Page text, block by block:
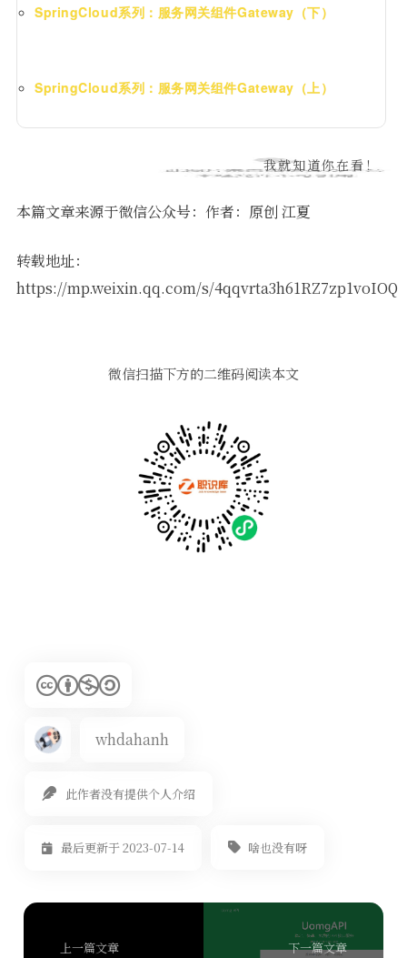
SpringCloud系列：服务网关组件Gateway（下）
SpringCloud系列：服务网关组件Gateway（上）
我就知道你在看！
本篇文章来源于微信公众号：作者：原创 江夏
转载地址：
https://mp.weixin.qq.com/s/4qqvrta3h61RZ7zp1voIOQ
微信扫描下方的二维码阅读本文
whdahanh
此作者没有提供个人介绍
最后更新于 2023-07-14 啥也没有呀
上一篇文章 下一篇文章